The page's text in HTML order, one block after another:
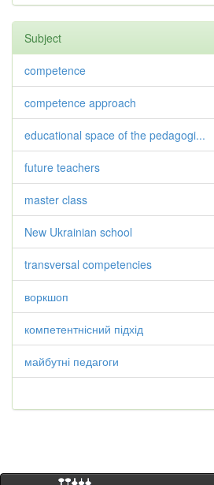
Subject
competence
competence approach
educational space of the pedagogi...
future teachers
master class
New Ukrainian school
transversal competencies
воркшоп
компетентнісний підхід
майбутні педагоги